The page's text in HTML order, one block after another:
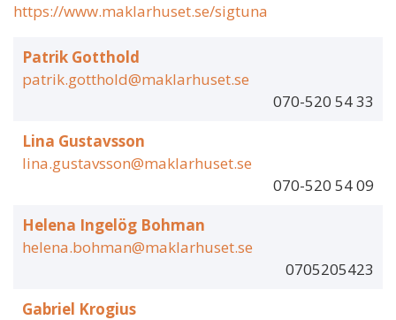
https://www.maklarhuset.se/sigtuna
Patrik Gotthold
patrik.gotthold@maklarhuset.se
070-520 54 33
Lina Gustavsson
lina.gustavsson@maklarhuset.se
070-520 54 09
Helena Ingelög Bohman
helena.bohman@maklarhuset.se
0705205423
Gabriel Krogius